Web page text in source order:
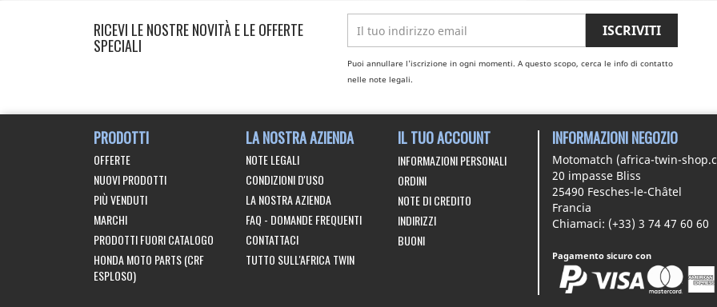
RICEVI LE NOSTRE NOVITÀ E LE OFFERTE
SPECIALI
Puoi annullare l'iscrizione in ogni momenti. A questo scopo, cerca le info di contatto
nelle note legali.
PRODOTTI
OFFERTE
NUOVI PRODOTTI
PIÙ VENDUTI
MARCHI
PRODOTTI FUORI CATALOGO
HONDA MOTO PARTS (CRF
ESPLOSO)
LA NOSTRA AZIENDA
NOTE LEGALI
CONDIZIONI D'USO
LA NOSTRA AZIENDA
FAQ - DOMANDE FREQUENTI
CONTATTACI
TUTTO SULL'AFRICA TWIN
IL TUO ACCOUNT
INFORMAZIONI PERSONALI
ORDINI
NOTE DI CREDITO
INDIRIZZI
BUONI
INFORMAZIONI NEGOZIO
Motomatch (africa-twin-
20 impasse Bliss
25490 Fesches-le-Châtel
Francia
Chiamaci: (+33) 3 74 47 60 60
Pagamento sicuro con